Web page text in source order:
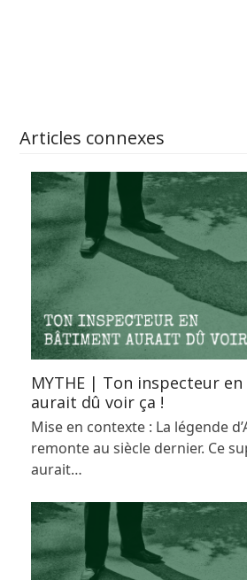
Articles connexes
MYTHE | Ton inspecteur
aurait dû voir ça !
Mise en contexte : La légende
remonte au siècle dernier. Ce
aurait…